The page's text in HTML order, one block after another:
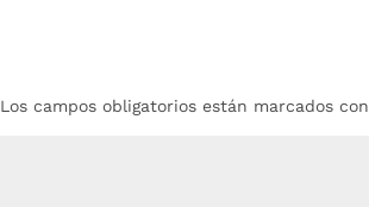
Los campos obligatorios están marcados con